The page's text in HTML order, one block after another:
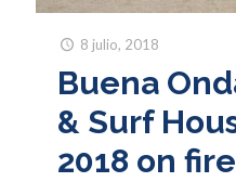
8 julio, 2018
Buena
& Surf
2018 on